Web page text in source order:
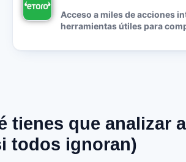
Acceso a miles de acciones
herramientas útiles para
tienes que analizar
todos ignoran)